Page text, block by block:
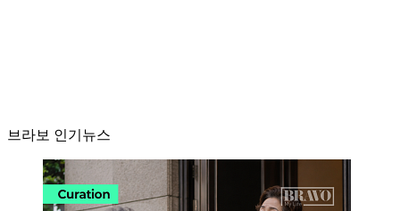
브라보 인기뉴스